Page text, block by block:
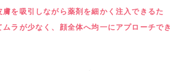
膚を吸引しながら薬剤を細かく注入できるた
ラが少なく、顔全体へ均一にアプローチでき